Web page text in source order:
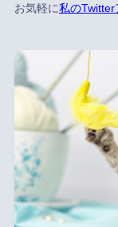
お気軽に私のTwitter